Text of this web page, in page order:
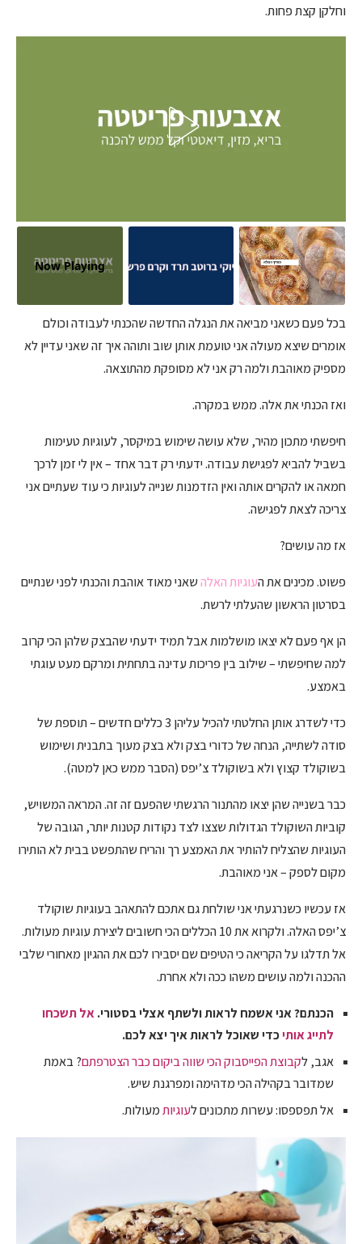
וחלקן קצת פחות.
Now Playing
בכל פעם כשאני מביאה את הנגלה החדשה שהכנתי לעבודה וכולם
אומרים שיצא מעולה אני טועמת אותן שוב ותוהה איך זה שאני עדיין לא
מספיק מאוהבת ולמה רק אני לא מסופקת מהתוצאה.
ואז הכנתי את אלה. ממש במקרה.
חיפשתי מתכון מהיר, שלא עושה שימוש במיקסר, לעוגיות טעימות
בשביל להביא לפגישת עבודה. ידעתי רק דבר אחד – אין לי זמן לרכך
חמאה או להקרים אותה ואין הזדמנות שנייה לעוגיות כי עוד שעתיים אני
צריכה לצאת לפגישה.
אז מה עושים?
פשוט. מכינים את העוגיות האלהשאני מאוד אוהבת והכנתי לפני שנתיים
בסרטון הראשון שהעלתי לרשת.
הן אף פעם לא יצאו מושלמות אבל תמיד ידעתי שהבצק שלהן הכי קרוב
למה שחיפשתי – שילוב בין פריכות עדינה בתחתית ומרקם מעט עוגתי
באמצע.
כדי לשדרג אותן החלטתי להכיל עליהן 3 כללים חדשים – תוספת של
סודה לשתייה, הנחה של כדורי בצק ולא בצק מעוך בתבנית ושימוש
בשוקולד קצוץ ולא בשוקולד צ’יפס (הסבר ממש כאן למטה).
כבר בשנייה שהן יצאו מהתנור הרגשתי שהפעם זה זה. המראה המשויש,
קוביות השוקולד הגדולות שצצו לצד נקודות קטנות יותר, הגובה של
העוגיות שהצליח להותיר את האמצע רך והריח שהתפשט בבית לא הותירו
מקום לספק – אני מאוהבת.
אז עכשיו כשנרגעתי אני שולחת גם אתכם להתאהב בעוגיות שוקולד
צ’יפס האלה. ולקרוא את 10 הכללים הכי חשובים ליצירת עוגיות מעולות.
אל תדלגו על הקריאה כי הטיפים שם יסבירו לכם את ההגיון מאחורי שלבי
ההכנה ולמה עושים משהו ככה ולא אחרת.
הכנתם? אני אשמח לראות ולשתף אצלי בסטורי.אל תשכחו
לתייג אותיכדי שאוכל לראות איך יצא לכם.
אגב, לקבוצת הפייסבוק הכי שווה ביקום כבר הצטרפתם? באמת
שמדובר בקהילה הכי מדהימה ומפרגנת שיש.
אל תפספסו: עשרות מתכונים לעוגיותמעולות.